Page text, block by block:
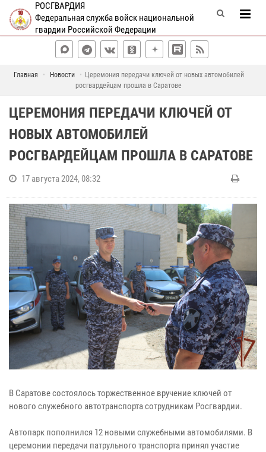
РОСГВАРДИЯ
Федеральная служба войск национальной
гвардии Российской Федерации
Главная Новости
Церемония передачи ключей от новых автомобилей
росгвардейцам прошла в Саратове
ЦЕРЕМОНИЯ ПЕРЕДАЧИ КЛЮЧЕЙ ОТ
НОВЫХ АВТОМОБИЛЕЙ
РОСГВАРДЕЙЦАМ ПРОШЛА В САРАТОВЕ
17 августа 2024, 08:32
В Саратове состоялось торжественное вручение ключей от
нового служебного автотранспорта сотрудникам Росгвардии.
Автопарк пополнился 12 новыми служебными автомобилями. В
церемонии передачи патрульного транспорта принял участие